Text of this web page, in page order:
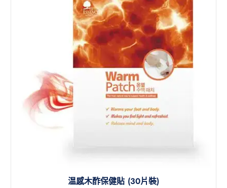
温感木酢保健貼 (30片裝)